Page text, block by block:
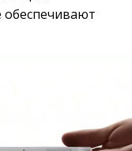
обеспечивают